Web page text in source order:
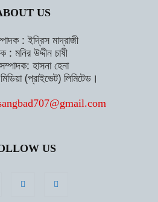
US
: ইদ্রিস মাদ্রাজী
: মনির উদ্দীন চাষী
সম্পাদক: হাসনা হেনা
(প্রাইভেট) লিমিটেড।
US